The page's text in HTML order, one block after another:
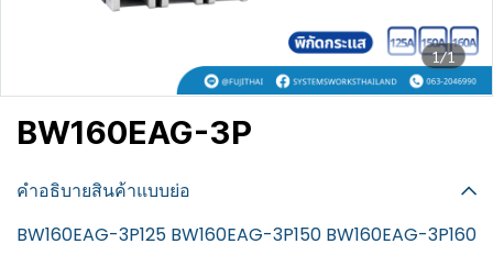
1/1
BW160EAG-3P
คำอธิบายสินค้าแบบย่อ
BW160EAG-3P125 BW160EAG-3P150 BW160EAG-3P160